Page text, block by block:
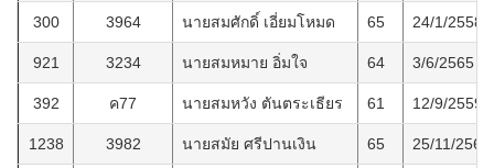
300 3964 นายสมศักดิ์ เอี่ยมโหมด 65 24/1/2558
921 3234 นายสมหมาย อิ่มใจ 64 3/6/2565
392 ค77 นายสมหวัง ตันตระเธียร 61 12/9/2559
1238 3982 นายสมัย ศรีปานเงิน 65 25/11/2567